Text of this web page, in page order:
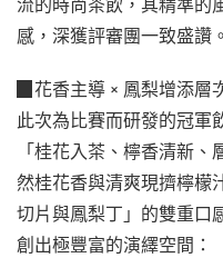
感，深獲評審團一致盛讚。
▉花香主導 × 鳳梨增添層
此次為比賽而研發的冠軍
「桂花入茶、檸香清新
然桂花香與清爽現擠檸檬
切片與鳳梨丁」的雙重口
創出極豐富的演繹空間：